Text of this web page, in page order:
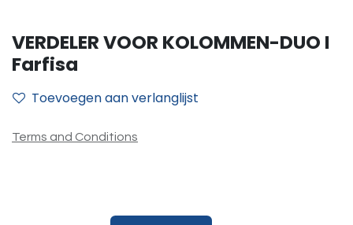
VERDELER VOOR KOLOMMEN-DUO I
Farfisa
Toevoegen aan verlanglijst
Terms and Conditions